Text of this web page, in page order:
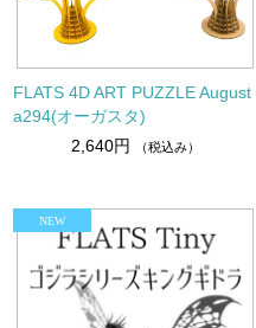
FLATS 4D ART PUZZLE August
a294(オーガスタ)
2,640円
（税込み）